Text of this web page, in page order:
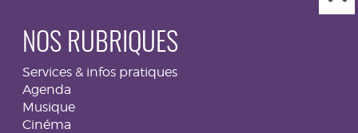
NOS RUBRIQUES
Services & infos pratiques
Agenda
Musique
Cinéma